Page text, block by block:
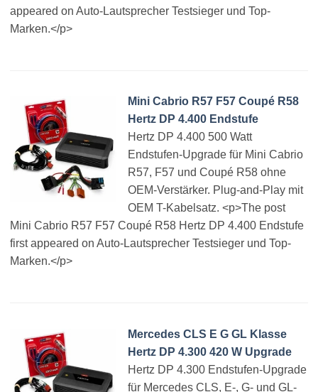
appeared on Auto-Lautsprecher Testsieger und Top-
Marken.</p>
Mini Cabrio R57 F57 Coupé R58
Hertz DP 4.400 Endstufe
Hertz DP 4.400 500 Watt
Endstufen-Upgrade für Mini Cabrio
R57, F57 und Coupé R58 ohne
OEM-Verstärker. Plug-and-Play mit
OEM T-Kabelsatz. <p>The post
Mini Cabrio R57 F57 Coupé R58 Hertz DP 4.400 Endstufe
first appeared on Auto-Lautsprecher Testsieger und Top-
Marken.</p>
Mercedes CLS E G GL Klasse
Hertz DP 4.300 420 W Upgrade
Hertz DP 4.300 Endstufen-Upgrade
für Mercedes CLS, E-, G- und GL-